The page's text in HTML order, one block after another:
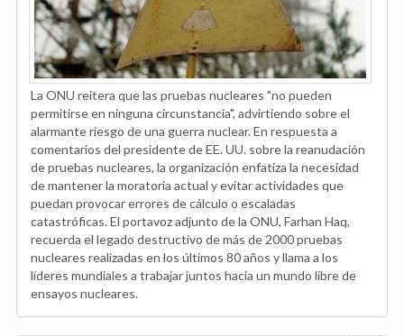
La ONU reitera que las pruebas nucleares "no pueden
permitirse en ninguna circunstancia", advirtiendo sobre el
alarmante riesgo de una guerra nuclear. En respuesta a
comentarios del presidente de EE. UU. sobre la reanudación
de pruebas nucleares, la organización enfatiza la necesidad
de mantener la moratoria actual y evitar actividades que
puedan provocar errores de cálculo o escaladas
catastróficas. El portavoz adjunto de la ONU, Farhan Haq,
recuerda el legado destructivo de más de 2000 pruebas
nucleares realizadas en los últimos 80 años y llama a los
líderes mundiales a trabajar juntos hacia un mundo libre de
ensayos nucleares.